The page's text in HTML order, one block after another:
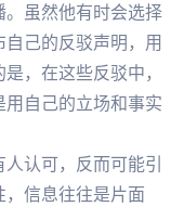
虽然他有时会选择
己的反驳声明，用
，在这些反驳中，
自己的立场和事实
认可，反而可能引
信息往往是片面